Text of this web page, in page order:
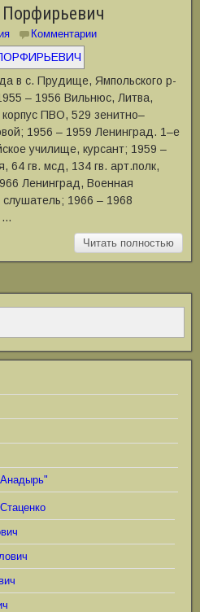
Комментарии
в с. Прудище, Ямпольского р-
– 1956 Вильнюс, Литва,
ПВО, 529 зенитно–
1956 – 1959 Ленинград. 1–е
училище, курсант; 1959 –
64 гв. мсд, 134 гв. арт.полк,
Ленинград, Военная
1966 – 1968
…
Читать полностью